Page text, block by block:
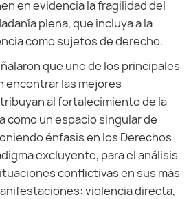
en evidencia la fragilidad del
plena, que incluya a la
como sujetos de derecho.
que uno de los principales
encontrar las mejores
al fortalecimiento de la
un espacio singular de
énfasis en los Derechos
excluyente, para el análisis
conflictivas en sus más
violencia directa,